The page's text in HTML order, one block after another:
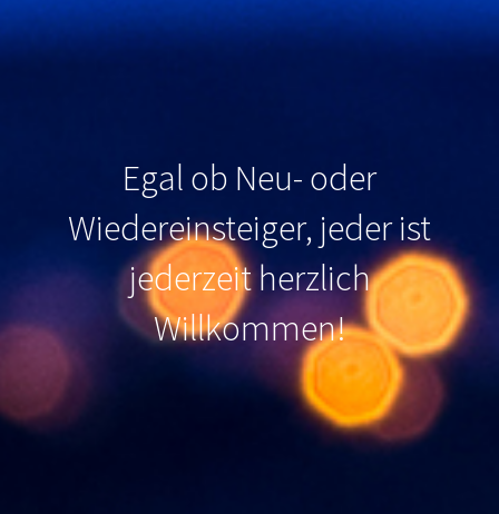
Egal ob Neu- oder
Wiedereinsteiger, jeder ist
jederzeit herzlich
Willkommen!